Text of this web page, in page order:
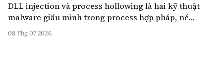
DLL injection và process hollowing là hai kỹ thuật
malware giấu mình trong process hợp pháp, né
antivirus. Giải thích dễ hiểu qua analogy, ví dụ
Stuxnet 2010 và lý do Windows không thể cấm.
08 Thg 07 2026